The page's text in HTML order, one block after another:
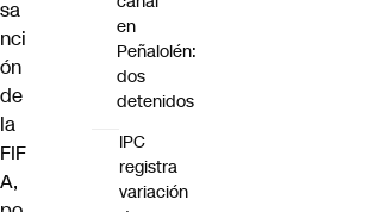
sa
nci
ón
de
la
FIF
A,
en
Peñalolén:
dos
detenidos
IPC
registra
variación